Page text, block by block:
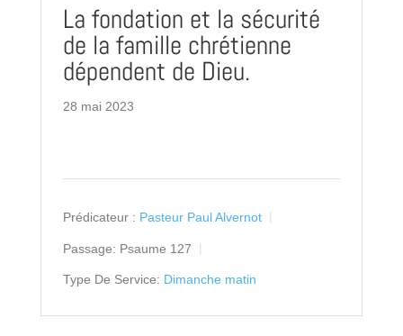
La fondation et la sécurité
de la famille chrétienne
dépendent de Dieu.
28 mai 2023
Prédicateur : Pasteur Paul Alvernot
Passage: Psaume 127
Type De Service: Dimanche matin